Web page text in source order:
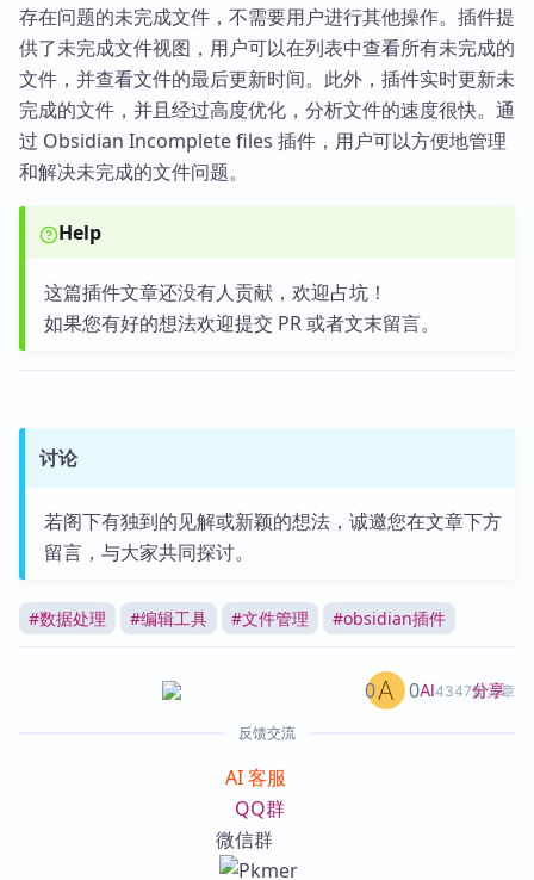
存在问题的未完成文件，不需要用户进行其他操作。插件提
供了未完成文件视图，用户可以在列表中查看所有未完成的
文件，并查看文件的最后更新时间。此外，插件实时更新未
完成的文件，并且经过高度优化，分析文件的速度很快。通
过 Obsidian Incomplete files 插件，用户可以方便地管理
和解决未完成的文件问题。
Help
这篇插件文章还没有人贡献，欢迎占坑！
如果您有好的想法欢迎提交 PR 或者文末留言。
讨论
若阁下有独到的见解或新颖的想法，诚邀您在文章下方
留言，与大家共同探讨。
#数据处理 #编辑工具 #文件管理 #obsidian插件
AI4347篇文章
0 0 分享
反馈交流
AI 客服
QQ群
微信群